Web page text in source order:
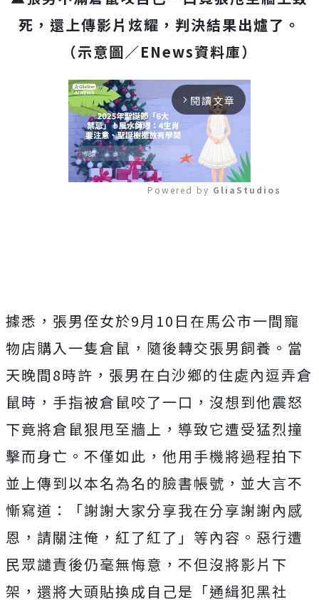
死，還上傳影片炫耀，判決結果出爐了。
（示意圖／ENews資料庫）
arrow_forward_ios 閱讀文章
Powered by GliaStudios
據悉，張男侄女於9月10日在馬公市一間寵
物店購入一隻倉鼠，隨後轉交張男飼養。 當
天晚間8時許，張男在白沙鄉的住處內逗弄倉
鼠時，手指被倉鼠咬了一口，沒想到他震怒
下竟將倉鼠狠甩至牆上，導致它遭受猛烈撞
擊而身亡。不僅如此，他用手機將過程拍下
並上傳到以本名為名的臉書帳號，並大言不
慚寫道：「謝謝大家分享我在分享謝謝內感
恩，請關注俺，紅了紅了」等內容。惡行遭
民眾譴責後仍毫無悔意，不但沒將影片下
架，還將大頭貼換成自己是「通緝犯黑社